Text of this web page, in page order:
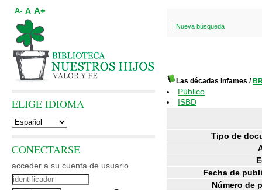
Nueva búsqueda
Las décadas infames /
Público
ISBD
Tipo de
Fecha de
Número de
A- A A+
ELIGE IDIOMA
CONECTARSE
acceder a su cuenta de usuario